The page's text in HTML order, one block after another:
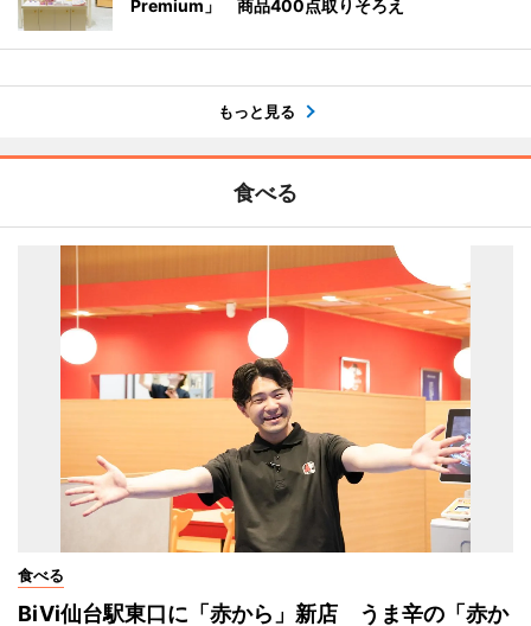
Premium」 商品400点取りそろえ
もっと見る
食べる
食べる
BiVi仙台駅東口に「赤から」新店 うま辛の「赤か